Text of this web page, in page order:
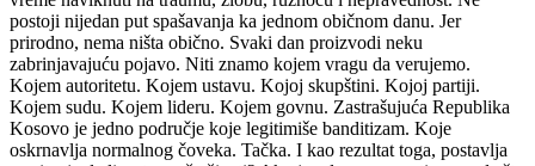
postoji nijedan put spašavanja ka jednom običnom danu. Jer
prirodno, nema ništa obično. Svaki dan proizvodi neku
zabrinjavajuću pojavo. Niti znamo kojem vragu da verujemo.
Kojem autoritetu. Kojem ustavu. Kojoj skupštini. Kojoj partiji.
Kojem sudu. Kojem lideru. Kojem govnu. Zastrašujuća Republika
Kosovo je jedno područje koje legitimiše banditizam. Koje
oskrnavlja normalnog čoveka. Tačka. I kao rezultat toga, postavlja